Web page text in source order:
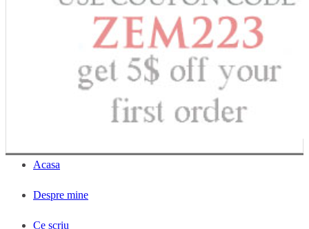
Acasa
Despre mine
Ce scriu